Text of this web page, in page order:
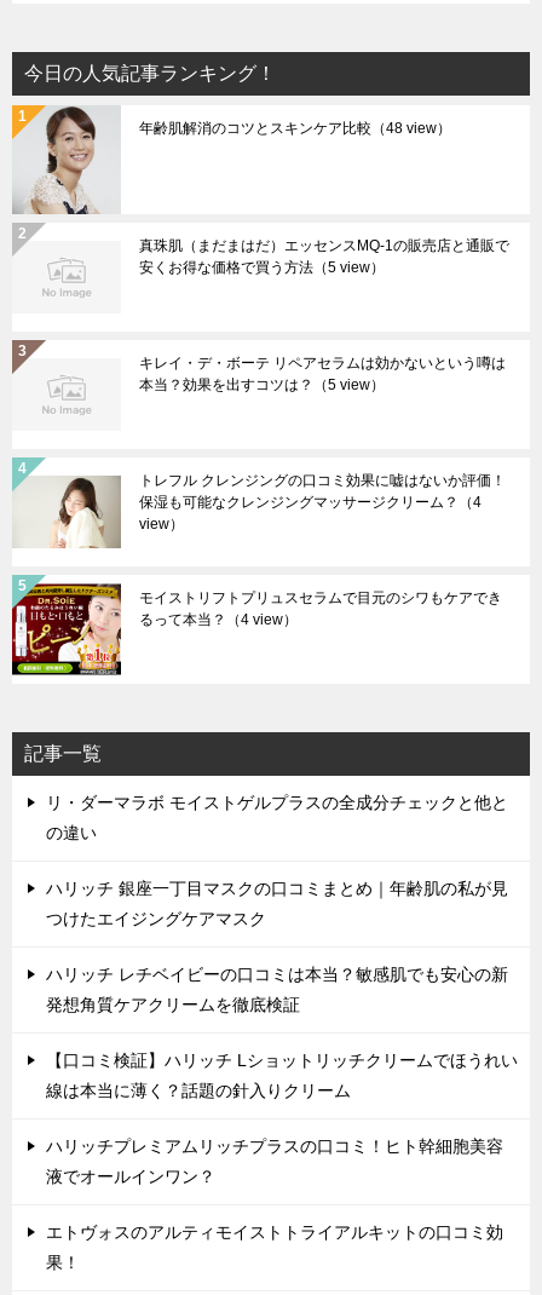
今日の人気記事ランキング！
年齢肌解消のコツとスキンケア比較 （48 view）
真珠肌（まだまはだ）エッセンスMQ-1の販売店と通販で
安くお得な価格で買う方法 （5 view）
キレイ・デ・ボーテ リペアセラムは効かないという噂は
本当？効果を出すコツは？
（5 view）
トレフル クレンジングの口コミ効果に嘘はないか評価！
保湿も可能なクレンジングマッサージクリーム？
（4
view）
モイストリフトプリュスセラムで目元のシワもケアでき
るって本当？
（4 view）
記事一覧
リ・ダーマラボ モイストゲルプラスの全成分チェックと他と
の違い
ハリッチ 銀座一丁目マスクの口コミまとめ｜年齢肌の私が見
つけたエイジングケアマスク
ハリッチ レチベイビーの口コミは本当？敏感肌でも安心の新
発想角質ケアクリームを徹底検証
【口コミ検証】ハリッチ Lショットリッチクリームでほうれい
線は本当に薄く？話題の針入りクリーム
ハリッチプレミアムリッチプラスの口コミ！ヒト幹細胞美容
液でオールインワン？
エトヴォスのアルティモイストトライアルキットの口コミ効
果！